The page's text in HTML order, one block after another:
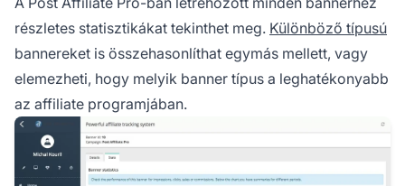
részletes statisztikákat tekinthet meg. Különböző típusú
bannereket is összehasonlíthat egymás mellett, vagy
elemezheti, hogy melyik banner típus a leghatékonyabb
az affiliate programjában.